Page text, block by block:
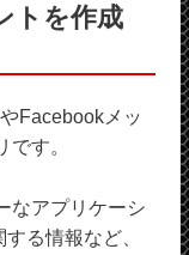
トを作成
Facebookメッ
す。
なアプリケーシ
る情報など、